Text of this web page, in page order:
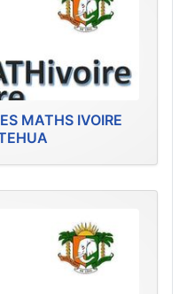
MATHS IVOIRE